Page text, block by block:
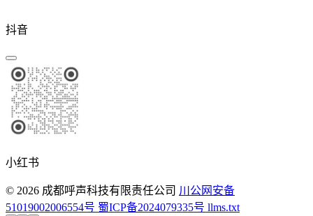
抖音
小红书
© 2026 成都呼声科技有限责任公司 川公网安备
51019002006554号 蜀ICP备2024079335号 llms.txt